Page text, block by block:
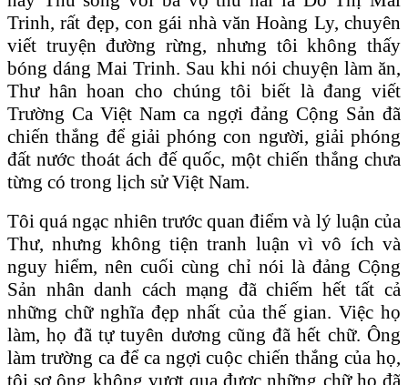
Trinh, rất đẹp, con gái nhà văn Hoàng Ly, chuyên
viết truyện đường rừng, nhưng tôi không thấy
bóng dáng Mai Trinh. Sau khi nói chuyện làm ăn,
Thư hân hoan cho chúng tôi biết là đang viết
Trường Ca Việt Nam ca ngợi đảng Cộng Sản đã
chiến thắng để giải phóng con người, giải phóng
đất nước thoát ách đế quốc, một chiến thắng chưa
từng có trong lịch sử Việt Nam.
Tôi quá ngạc nhiên trước quan điểm và lý luận của
Thư, nhưng không tiện tranh luận vì vô ích và
nguy hiểm, nên cuối cùng chỉ nói là đảng Cộng
Sản nhân danh cách mạng đã chiếm hết tất cả
những chữ nghĩa đẹp nhất của thế gian. Việc họ
làm, họ đã tự tuyên dương cũng đã hết chữ. Ông
làm trường ca để ca ngợi cuộc chiến thắng của họ,
tôi sợ ông không vượt qua được những chữ họ đã